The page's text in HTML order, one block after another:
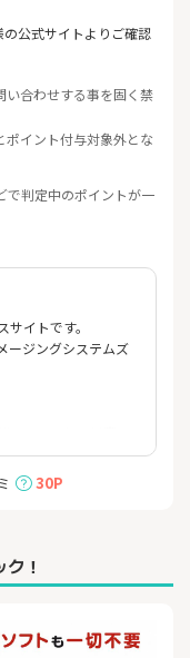
公式サイトよりご確認
合わせする事を固く禁
ポイント付与対象外とな
判定中のポイントが一
イトです。
ージングシステムズ
インも、何も用意し
ます！
コンでもＯＫ！
から承ります。
ウェブポにおまか
30P
！